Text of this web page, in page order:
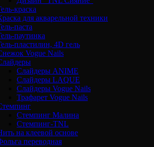
краска
для акварельной техники
паста
паутинка
пластилин, 4D гель
Vogue Nails
Слайдеры ANIME
Слайдеры LAQUE
Слайдеры Vogue Nails
Трафарет Vogue Nails
Стемпинг Малина
Стемпинг-TNL
на клеевой основе
переводная